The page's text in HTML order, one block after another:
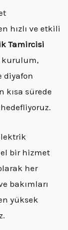
hızlı ve etkili
Tamircisi
kurulum,
diyafon
kısa sürede
bir hizmet
her
bakımları
yüksek